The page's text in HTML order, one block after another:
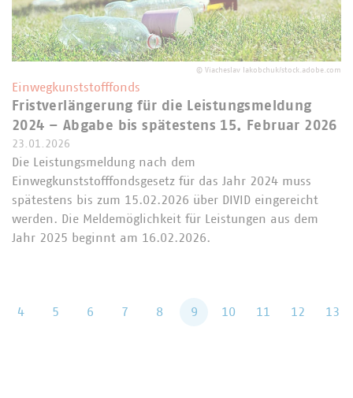
© Viacheslav Iakobchuk/stock.adobe.com
Einwegkunststofffonds
Fristverlängerung für die Leistungsmeldung
2024 – Abgabe bis spätestens 15. Februar 2026
23.01.2026
Die Leistungsmeldung nach dem
Einwegkunststofffondsgesetz für das Jahr 2024 muss
spätestens bis zum 15.02.2026 über DIVID eingereicht
werden. Die Meldemöglichkeit für Leistungen aus dem
Jahr 2025 beginnt am 16.02.2026.
4 5 6 7 8 9 10 11 12 13